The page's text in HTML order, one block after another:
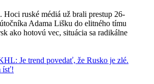
ruské médiá už brali prestup 26-
Adama Lišku do elitného tímu
ako hotovú vec, situácia sa radikálne